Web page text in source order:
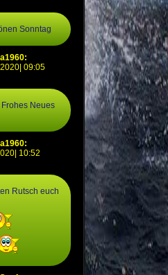
Sonntag
09:05
Frohes Neues
10:52
Rutsch euch